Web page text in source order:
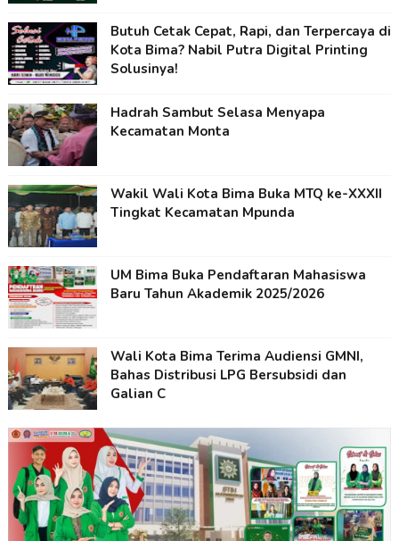
Butuh Cetak Cepat, Rapi, dan Terpercaya di
Kota Bima? Nabil Putra Digital Printing
Solusinya!
Hadrah Sambut Selasa Menyapa
Kecamatan Monta
Wakil Wali Kota Bima Buka MTQ ke-XXXII
Tingkat Kecamatan Mpunda
UM Bima Buka Pendaftaran Mahasiswa
Baru Tahun Akademik 2025/2026
Wali Kota Bima Terima Audiensi GMNI,
Bahas Distribusi LPG Bersubsidi dan
Galian C